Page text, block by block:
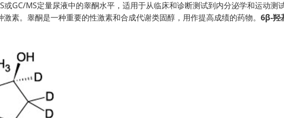
GC/MS定量尿液中的睾酮水平，适用于从临床和诊断测试到内分泌学和运动测
素。睾酮是一种重要的性激素和合成代谢类固醇，用作提高成绩的药物。 6β-羟